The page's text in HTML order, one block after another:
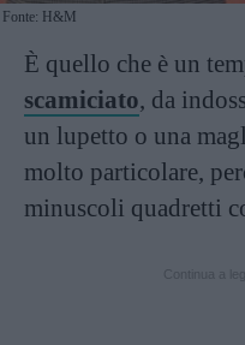
Fonte: H&M
È quello che è un
scamiciato, da
un lupetto o una
molto particolare,
minuscoli quadretti